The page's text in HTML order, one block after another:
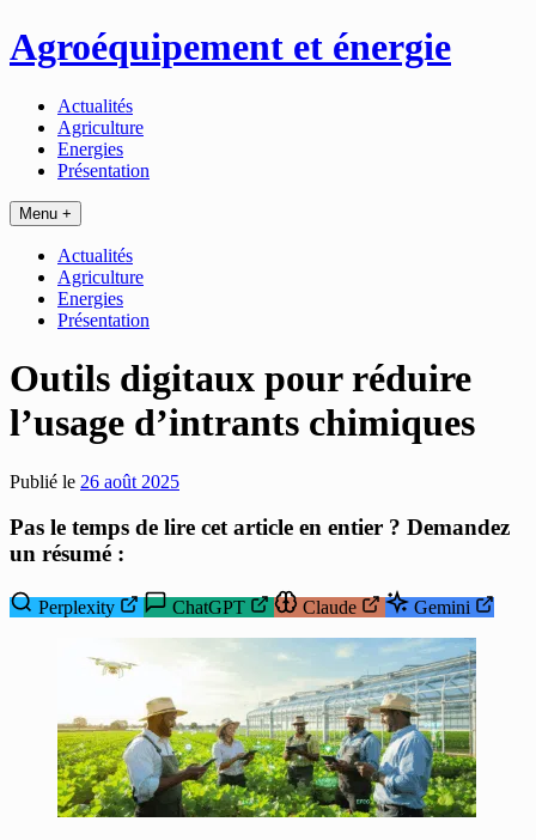
Passer
au
Agroéquipement et énergie
Actualités
Agriculture
Energies
Présentation
Menu +
Actualités
Agriculture
Energies
Présentation
Outils digitaux pour réduire
l’usage d’intrants chimiques
Publié le 26 août 2025
Pas le temps de lire cet article en entier ? Demandez
un résumé :
Perplexity ChatGPT Claude Gemini